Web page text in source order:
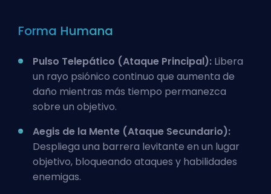
Forma Humana
Pulso Telepático (Ataque Principal): Libera
un rayo psiónico continuo que aumenta de
daño mientras más tiempo permanezca
sobre un objetivo.
Aegis de la Mente (Ataque Secundario):
Despliega una barrera levitante en un lugar
objetivo, bloqueando ataques y habilidades
enemigas.